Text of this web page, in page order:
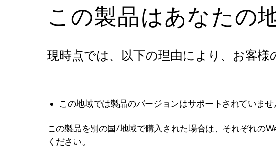
この製品はあなたの
現時点では、以下の理由により、お客
この地域では製品のバージョンはサポートされていませ
この製品を別の国/地域で購入された場合は、それぞれの
ください。